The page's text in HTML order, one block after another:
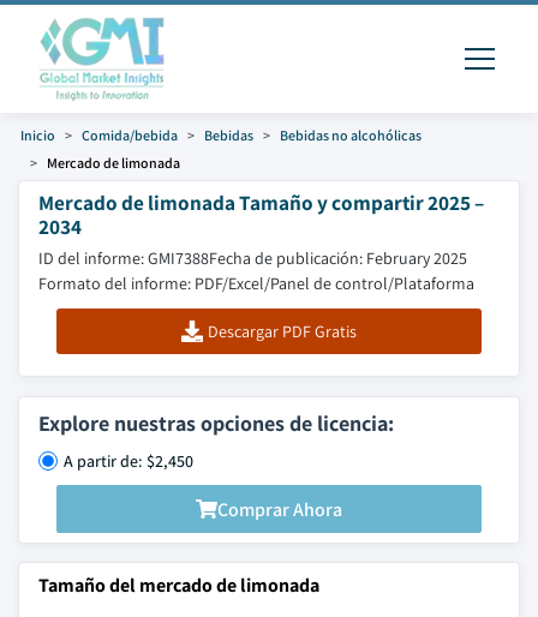
Inicio Comida/bebida Bebidas
Bebidas no alcohólicas
Mercado de limonada
Mercado de limonada Tamaño y compartir 2025 –
2034
ID del informe: GMI7388Fecha de publicación: February 2025
Formato del informe: PDF/Excel/Panel de control/Plataforma
Descargar PDF Gratis
Explore nuestras opciones de licencia:
A partir de: $2,450
Comprar Ahora
Tamaño del mercado de limonada